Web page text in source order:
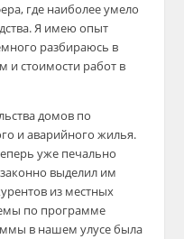
где наиболее умело
Я имею опыт
разбираюсь в
и стоимости работ в
домов по
и аварийного жилья.
уже печально
выделил им
из местных
по программе
в нашем улусе была